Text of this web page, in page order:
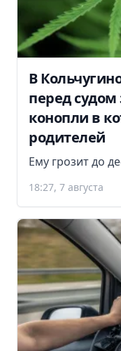
В
перед
конопли в
родителей
Ему грозит до
18:27, 7 августа